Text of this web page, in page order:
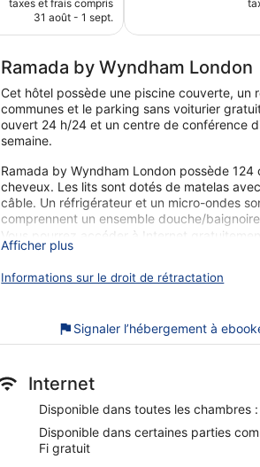
prix
58 €
taxes et frais compris
31 août - 1 sept.
Ramada by Wyndham London
Cet hôtel possède une piscine couverte,
communes et le parking sans voiturier
ouvert 24 h/24 et un centre de conférence
semaine.
Ramada by Wyndham London possède
cheveux. Les lits sont dotés de matelas
câble. Un réfrigérateur et un micro-ondes
comprennent un ensemble douche/
Vous pourrez accéder à Internet
chambres comprennent des bureaux et un
de certaines restrictions). De plus, les
occultants. Le remplacement des serviettes
Cet hôtel propose une piscine couverte et
Nos clients nous ont dit qu'ils avaient été
Lors de votre séjour, vous ne serez qu'à
L'accès Wi-Fi à Internet gratuit, un parking
Afficher plus
Informations sur le droit de rétractation
Signaler l’hébergement à
Internet
Disponible dans toutes les chambres
Disponible dans certaines parties
Fi gratuit